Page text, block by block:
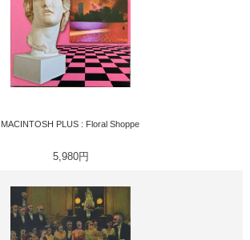
MACINTOSH PLUS : Floral Shoppe
5,980円